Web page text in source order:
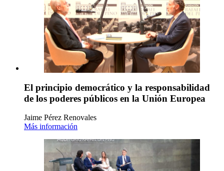
El principio democrático y la responsabilidad
de los poderes públicos en la Unión Europea
Jaime Pérez Renovales
Más información